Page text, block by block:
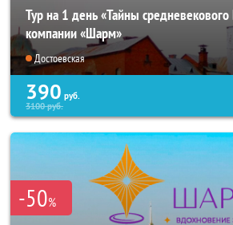
Тур на 1 день «Тайны
компании «Шарм»
Достоевская
390 руб.
3100руб.
-50%